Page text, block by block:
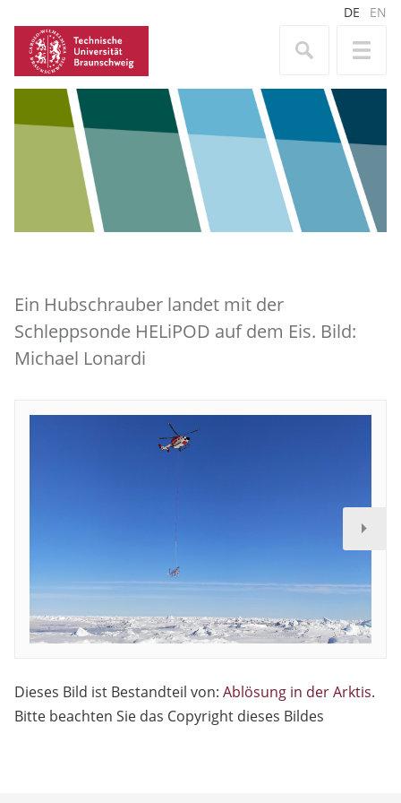
DE EN
Ein Hubschrauber landet mit der
Schleppsonde HELiPOD auf dem Eis. Bild:
Michael Lonardi
Dieses Bild ist Bestandteil von: Ablösung in der Arktis.
Bitte beachten Sie das Copyright dieses Bildes